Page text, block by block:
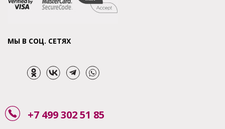
МЫ В СОЦ. СЕТЯХ
+7 499 302 51 85